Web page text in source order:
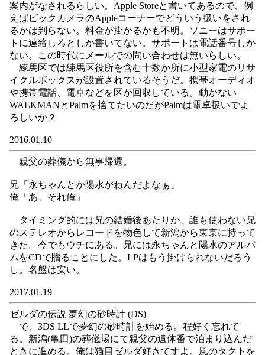
案内がなされるらしい。Apple Storeと書いてあるので、例
えばビックカメラのAppleコーナーでどういう扱いをされ
るかは判らない。料金が掛かるかも不明。ソニーはサポー
トに連絡しろとしか書いてない。サポートは電話番号しか
ない。この時代にメールでの問い合わせは無いらしい。
練馬区では練馬区役所を含む十数か所に小型家電のリサ
イクルボックスが設置されているそうだ。携帯オーディオ
や携帯電話、電卓などを区が回収している。動かない
WALKMANとPalmを捨てたいのだがPalmは電卓扱いでよ
ろしいか？
2016.01.10
親父の葬儀から無事帰還。
兄「永ちゃんとか陽水がねんだよなぁ」
俺「あ、それ俺」
タイミング的には兄の結婚後あたりか、誰も使わない兄
のステレオからレコードを物色して新潟から東京に持って
きた。今でもウチにある。兄には永ちゃんと陽水のアルバ
ムをCDで贈ることにした。LPはもう掛けられないだろう
し。名盤は安い。
2017.01.19
ゼルダの伝説 夢幻の砂時計 (DS)
で、3DS LLで夢幻の砂時計を始める。程好く忘れて
る。新潟(亀田)の葬儀場にて親父の遺体番で泊まり込んだ
ときに進める。俺は猫目ゼルダ好きですよ。風のタクトを